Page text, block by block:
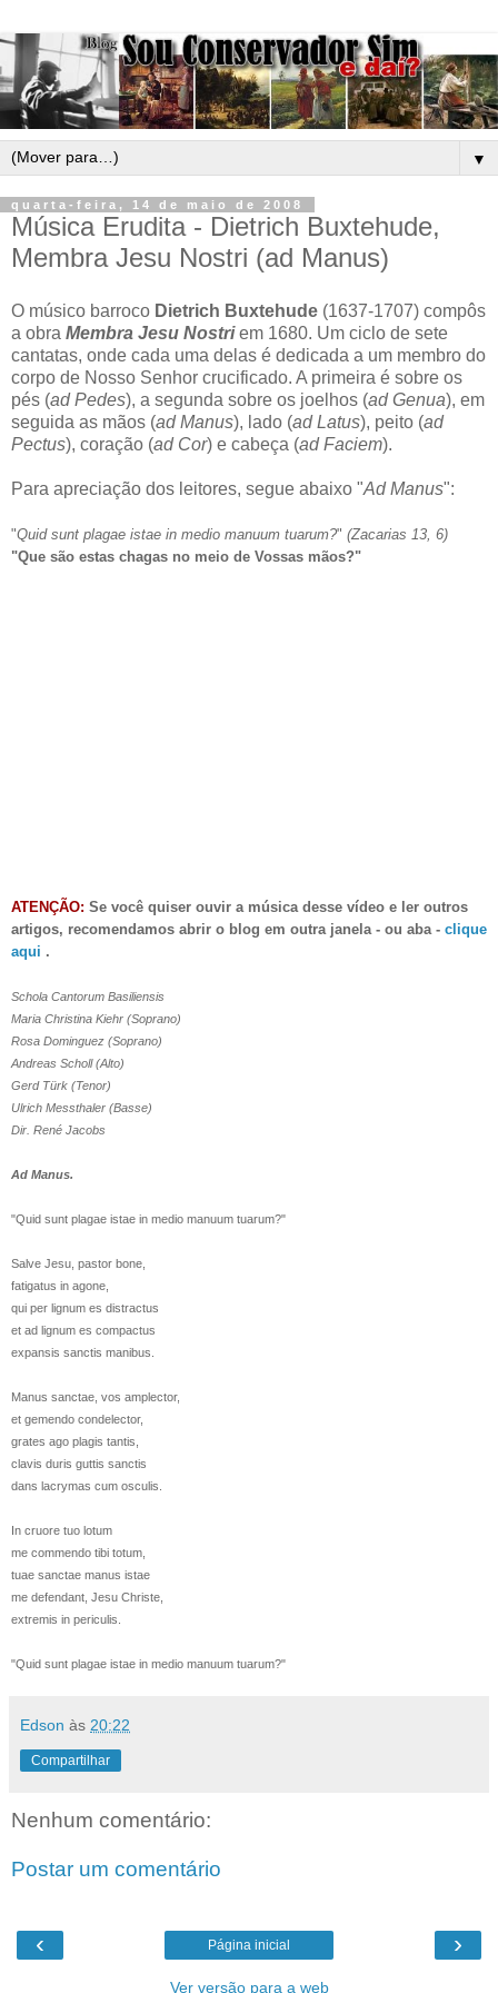
▼
quarta-feira, 14 de maio de 2008
Música Erudita - Dietrich Buxtehude,
Membra Jesu Nostri (ad Manus)
O músico barroco Dietrich Buxtehude (1637-1707) compôs
a obra Membra Jesu Nostriem 1680. Um ciclo de sete
cantatas, onde cada uma delas é dedicada a um membro do
corpo de Nosso Senhor crucificado. A primeira é sobre os
pés (ad Pedes), a segunda sobre os joelhos (ad Genua), em
seguida as mãos (ad Manus), lado (ad Latus), peito (ad
Pectus), coração (ad Cor) e cabeça (ad Faciem).
Para apreciação dos leitores, segue abaixo "Ad Manus":
"Quid sunt plagae istae in medio manuum tuarum?" (Zacarias 13, 6)
"Que são estas chagas no meio de Vossas mãos?"
ATENÇÃO: Se você quiser ouvir a música desse vídeo e ler outros
artigos, recomendamos abrir o blog em outra janela - ou aba - clique
aqui .
Schola Cantorum Basiliensis
Maria Christina Kiehr (Soprano)
Rosa Dominguez (Soprano)
Andreas Scholl (Alto)
Gerd Türk (Tenor)
Ulrich Messthaler (Basse)
Dir. René Jacobs
Ad Manus.
"Quid sunt plagae istae in medio manuum tuarum?"
Salve Jesu, pastor bone,
fatigatus in agone,
qui per lignum es distractus
et ad lignum es compactus
expansis sanctis manibus.
Manus sanctae, vos amplector,
et gemendo condelector,
grates ago plagis tantis,
clavis duris guttis sanctis
dans lacrymas cum osculis.
In cruore tuo lotum
me commendo tibi totum,
tuae sanctae manus istae
me defendant, Jesu Christe,
extremis in periculis.
"Quid sunt plagae istae in medio manuum tuarum?"
Edson às 20:22
Compartilhar
Nenhum comentário:
Postar um comentário
‹ ›
Página inicial
Ver versão para a web